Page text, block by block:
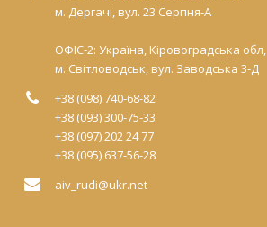
м. Дергачі, вул. 23 Серпня-А
ОФІС-2: Україна, Кіровоградська обл,
м. Світловодськ, вул. Заводська 3-Д
+38 (098) 740-68-82
+38 (093) 300-75-33
+38 (097) 202 24 77
+38 (095) 637-56-28
aiv_rudi@ukr.net